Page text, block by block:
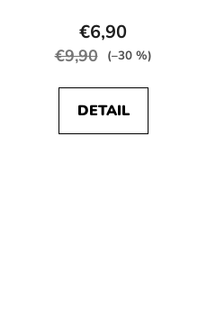
€6,90
€9,90 (–30 %)
DETAIL